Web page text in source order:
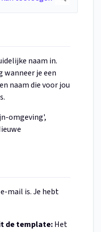
naam in.
wanneer je een
naam die voor jou
omgeving',
mail is. Je hebt
de template:Het